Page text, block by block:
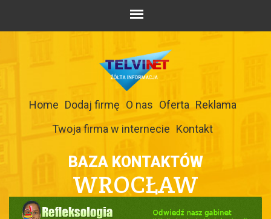
Home Dodaj firmę O nas Oferta Reklama
Twoja firma w internecie Kontakt
BAZA KONTAKTÓW
WROCŁAW